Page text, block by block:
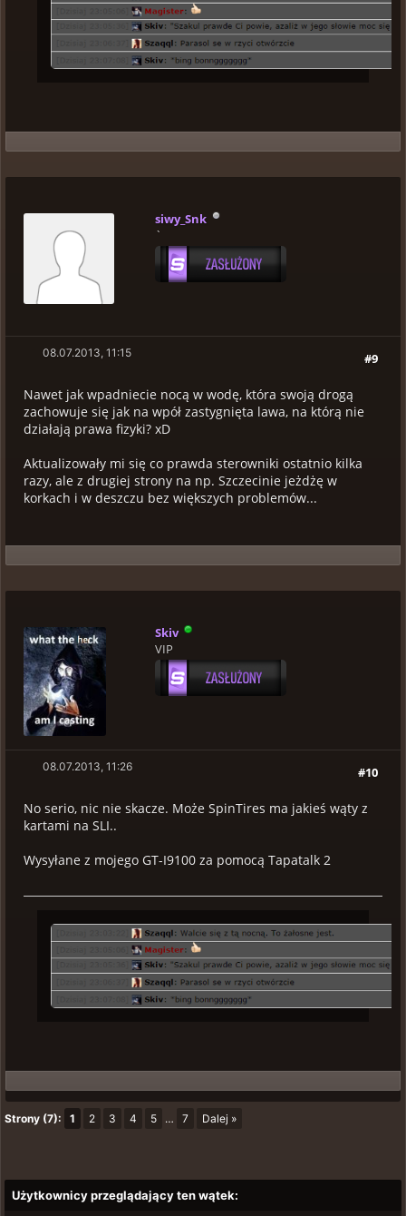
siwy_Snk
`
#9
08.07.2013, 11:15
Nawet jak wpadniecie nocą w wodę, która swoją drogą
zachowuje się jak na wpół zastygnięta lawa, na którą nie
działają prawa fizyki? xD
Aktualizowały mi się co prawda sterowniki ostatnio kilka
razy, ale z drugiej strony na np. Szczecinie jeżdżę w
korkach i w deszczu bez większych problemów...
Skiv
VIP
#10
08.07.2013, 11:26
No serio, nic nie skacze. Może SpinTires ma jakieś wąty z
kartami na SLI..
Wysyłane z mojego GT-I9100 za pomocą Tapatalk 2
Strony (7): 1 2 3 4 5 … 7 Dalej »
Użytkownicy przeglądający ten wątek: